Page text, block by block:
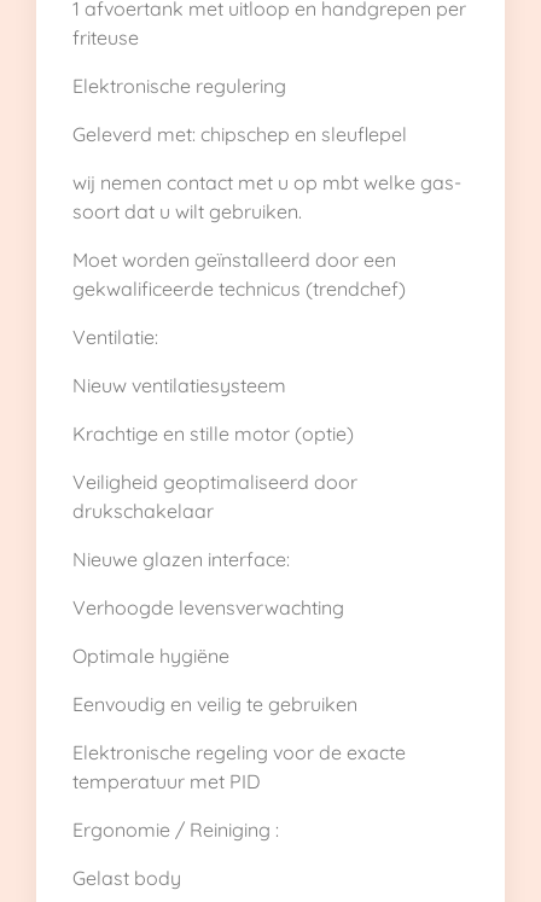
1 afvoertank met uitloop en handgrepen per
friteuse
Elektronische regulering
Geleverd met: chipschep en sleuflepel
wij nemen contact met u op mbt welke gas-
soort dat u wilt gebruiken.
Moet worden geïnstalleerd door een
gekwalificeerde technicus (trendchef)
Ventilatie:
Nieuw ventilatiesysteem
Krachtige en stille motor (optie)
Veiligheid geoptimaliseerd door
drukschakelaar
Nieuwe glazen interface:
Verhoogde levensverwachting
Optimale hygiëne
Eenvoudig en veilig te gebruiken
Elektronische regeling voor de exacte
temperatuur met PID
Ergonomie / Reiniging :
Gelast body